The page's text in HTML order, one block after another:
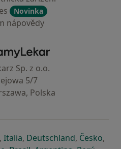
Novinka
nápovědy
ZnamyLekar - Hlavní stránka
Sp. z o.o.
5/7
Polska
v nové záložce
otevře v nové záložce
, Italiase otevře v nové záložce
, Deutschlandse otevře v
, Českose
,